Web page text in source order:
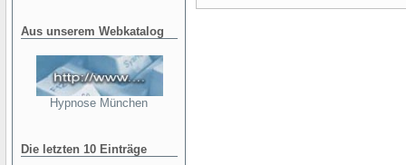
Aus unserem Webkatalog
Hypnose München
Die letzten 10 Einträge